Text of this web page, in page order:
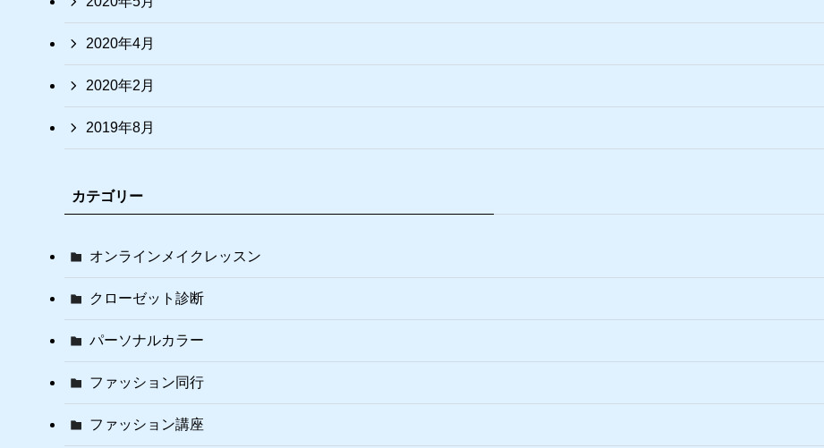
2020年4月
2020年2月
2019年8月
カテゴリー
オンラインメイクレッスン
クローゼット診断
パーソナルカラー
ファッション同行
ファッション講座